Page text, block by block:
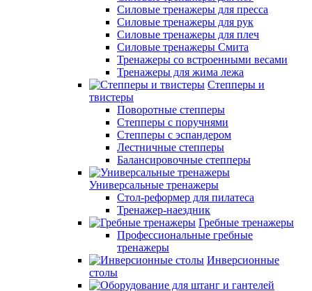
Силовые тренажеры для пресса
Силовые тренажеры для рук
Силовые тренажеры для плеч
Силовые тренажеры Смита
Тренажеры со встроенными весами
Тренажеры для жима лежа
Степперы и
твистеры
Поворотные степперы
Степперы с поручнями
Степперы с эспандером
Лестничные степперы
Балансировочные степперы
Универсальные тренажеры
Стол-реформер для пилатеса
Тренажер-наездник
Гребные тренажеры
Профессиональные гребные
тренажеры
Инверсионные
столы